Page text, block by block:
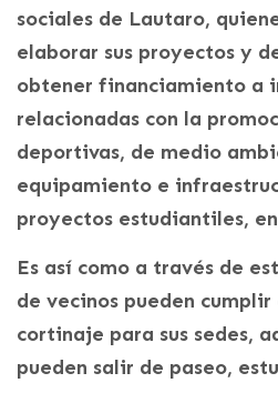
sociales de Lautaro,
elaborar sus proyectos y
obtener financiamiento a
relacionadas con la
deportivas, de medio
equipamiento e
proyectos estudiantiles,
Es así como a través de
de vecinos pueden
cortinaje para sus sedes,
pueden salir de paseo,